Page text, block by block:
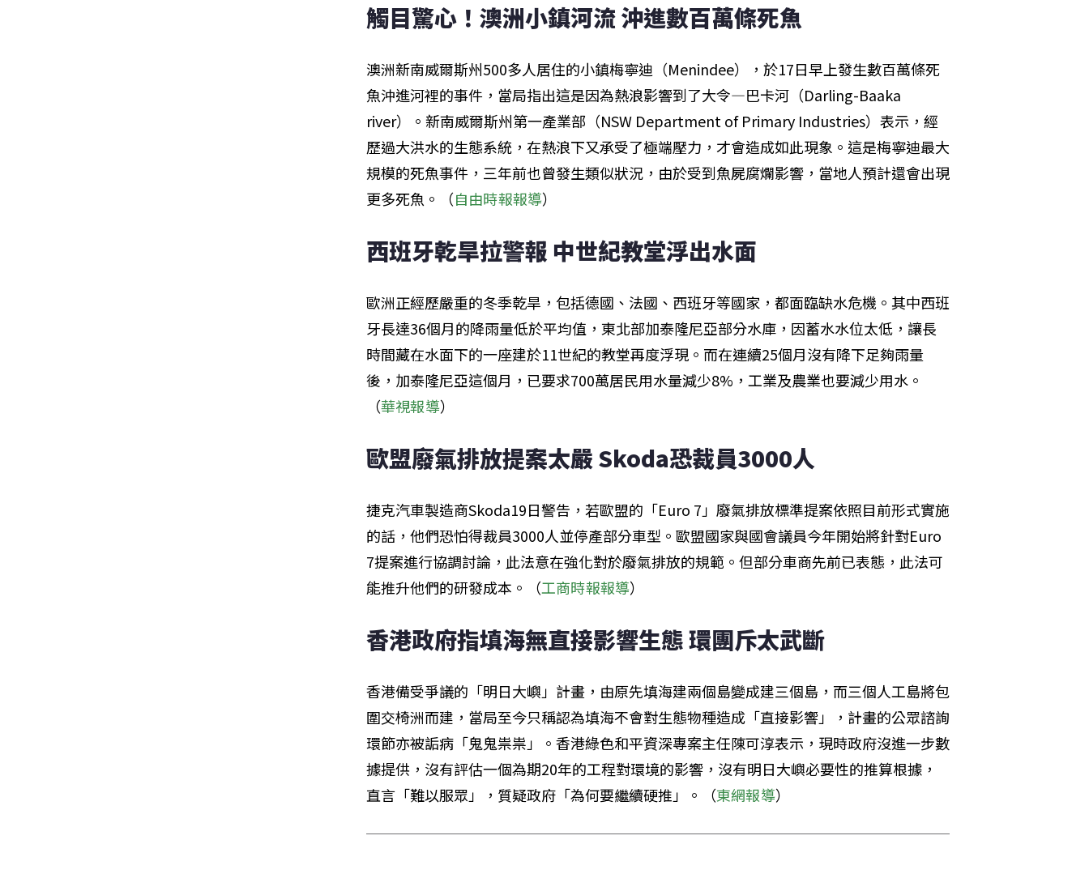
觸目驚心！澳洲小鎮河流 沖進數百萬條死魚
澳洲新南威爾斯州500多人居住的小鎮梅寧迪（Menindee），於17日早上發生數百萬條死
魚沖進河裡的事件，當局指出這是因為熱浪影響到了大令—巴卡河（Darling-Baaka
river）。新南威爾斯州第一產業部（NSW Department of Primary Industries）表示，經
歷過大洪水的生態系統，在熱浪下又承受了極端壓力，才會造成如此現象。這是梅寧迪最大
規模的死魚事件，三年前也曾發生類似狀況，由於受到魚屍腐爛影響，當地人預計還會出現
更多死魚。（自由時報報導）
西班牙乾旱拉警報 中世紀教堂浮出水面
歐洲正經歷嚴重的冬季乾旱，包括德國、法國、西班牙等國家，都面臨缺水危機。其中西班
牙長達36個月的降雨量低於平均值，東北部加泰隆尼亞部分水庫，因蓄水水位太低，讓長
時間藏在水面下的一座建於11世紀的教堂再度浮現。而在連續25個月沒有降下足夠雨量
後，加泰隆尼亞這個月，已要求700萬居民用水量減少8%，工業及農業也要減少用水。
（華視報導）
歐盟廢氣排放提案太嚴 Skoda恐裁員3000人
捷克汽車製造商Skoda19日警告，若歐盟的「Euro 7」廢氣排放標準提案依照目前形式實施
的話，他們恐怕得裁員3000人並停產部分車型。歐盟國家與國會議員今年開始將針對Euro
7提案進行協調討論，此法意在強化對於廢氣排放的規範。但部分車商先前已表態，此法可
能推升他們的研發成本。（工商時報報導）
香港政府指填海無直接影響生態 環團斥太武斷
香港備受爭議的「明日大嶼」計畫，由原先填海建兩個島變成建三個島，而三個人工島將包
圍交椅洲而建，當局至今只稱認為填海不會對生態物種造成「直接影響」，計畫的公眾諮詢
環節亦被詬病「鬼鬼祟祟」。香港綠色和平資深專案主任陳可淳表示，現時政府沒進一步數
據提供，沒有評估一個為期20年的工程對環境的影響，沒有明日大嶼必要性的推算根據，
直言「難以服眾」，質疑政府「為何要繼續硬推」。（東網報導）